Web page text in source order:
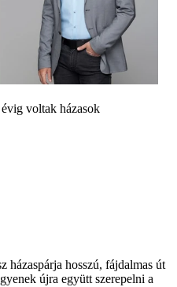
voltak házasok
házaspárja hosszú, fájdalmas út
újra együtt szerepelni a